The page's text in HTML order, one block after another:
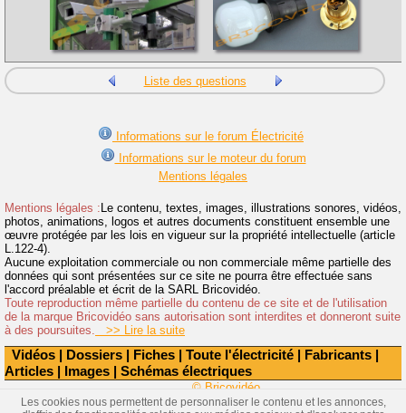
Vidéos | Dossiers | Fiches | Toute l'électricité | Fabricants |
Articles | Images | Schémas électriques
Liste des questions
Informations sur le forum Électricité
Informations sur le moteur du forum
Mentions légales
Mentions légales : Le contenu, textes, images, illustrations sonores, vidéos,
photos, animations, logos et autres documents constituent ensemble une
œuvre protégée par les lois en vigueur sur la propriété intellectuelle (article
L.122-4).
Aucune exploitation commerciale ou non commerciale même partielle des
données qui sont présentées sur ce site ne pourra être effectuée sans
l'accord préalable et écrit de la SARL Bricovidéo.
Toute reproduction même partielle du contenu de ce site et de l'utilisation
de la marque Bricovidéo sans autorisation sont interdites et donneront suite
à des poursuites. >> Lire la suite
© Bricovidéo
Les cookies nous permettent de personnaliser le contenu et les annonces,